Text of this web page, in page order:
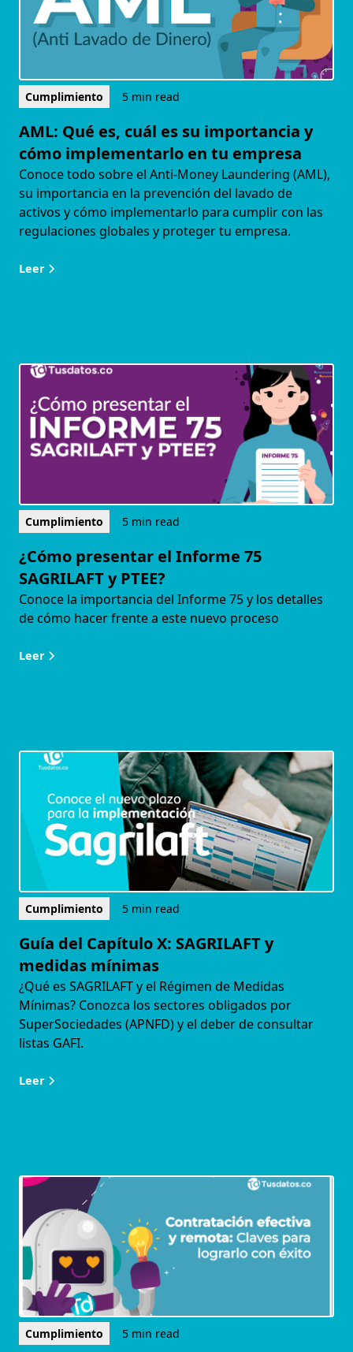
Cumplimiento 5 min read
AML: Qué es, cuál es su importancia y
cómo implementarlo en tu empresa
Conoce todo sobre el Anti-Money Laundering (AML),
su importancia en la prevención del lavado de
activos y cómo implementarlo para cumplir con las
regulaciones globales y proteger tu empresa.
Leer
Cumplimiento 5 min read
¿Cómo presentar el Informe 75
SAGRILAFT y PTEE?
Conoce la importancia del Informe 75 y los detalles
de cómo hacer frente a este nuevo proceso
Leer
Cumplimiento 5 min read
Guía del Capítulo X: SAGRILAFT y
medidas mínimas
¿Qué es SAGRILAFT y el Régimen de Medidas
Mínimas? Conozca los sectores obligados por
SuperSociedades (APNFD) y el deber de consultar
listas GAFI.
Leer
Cumplimiento 5 min read